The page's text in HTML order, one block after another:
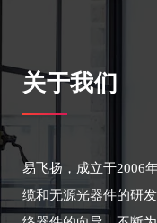
关于我们
易飞扬，成立于2006
缆和无源光器件的研